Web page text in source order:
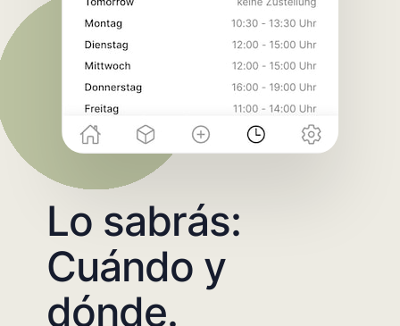
Lo sabrás:
Cuándo y
dónde.